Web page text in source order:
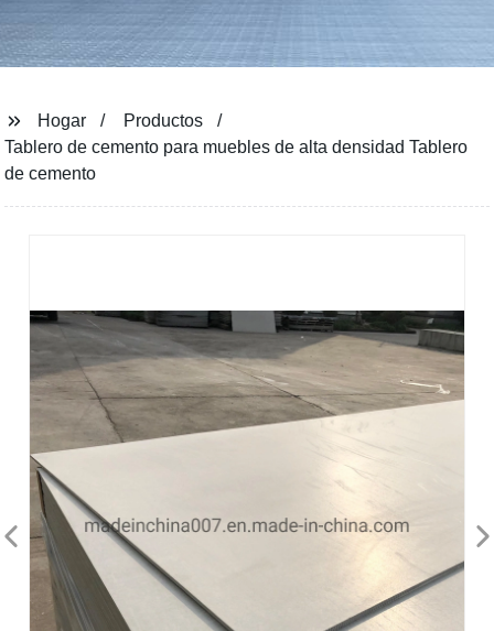
Hogar
Productos
Tablero de cemento para muebles de alta densidad Tablero
de cemento